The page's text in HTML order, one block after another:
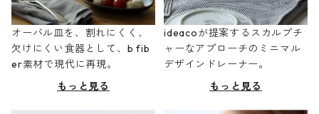
オーバル皿を、割れにくく、
欠けにくい食器として、b fib
er素材で現代に再現。
もっと見る
ideacoが提案するスカルプチ
ャーなアプローチのミニマル
デザインドレーナー。
もっと見る